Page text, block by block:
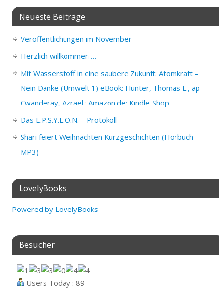
Neueste Beiträge
Veröffentlichungen im November
Herzlich willkommen …
Mit Wasserstoff in eine saubere Zukunft: Atomkraft –
Nein Danke (Umwelt 1) eBook: Hunter, Thomas L., ap
Cwanderay, Azrael : Amazon.de: Kindle-Shop
Das E.P.S.Y.L.O.N. – Protokoll
Shari feiert Weihnachten Kurzgeschichten (Hörbuch-
MP3)
LovelyBooks
Powered by LovelyBooks
Besucher
Users Today : 89